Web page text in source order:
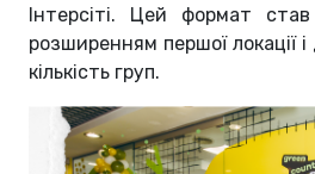
Інтерсіті. Цей формат
розширенням першої локації
кількість груп.